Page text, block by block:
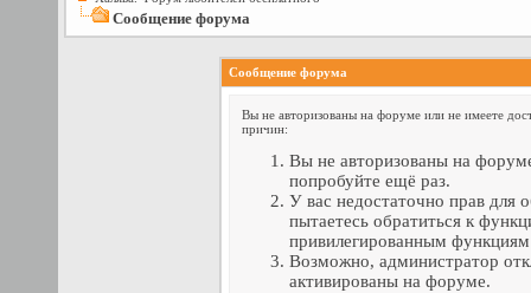
Сообщение форума
Сообщение форума
Вы не авторизованы на форуме или не имеете
причин:
Вы не авторизованы на
попробуйте ещё раз.
У вас недостаточно прав для
пытаетесь обратиться к
привилегированным
Возможно, администратор
активированы на форуме.